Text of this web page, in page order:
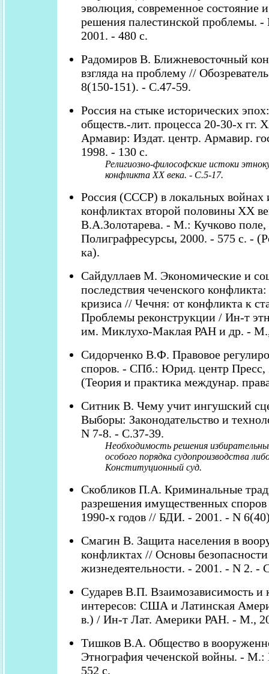
эволюция, современное состояние
решения палестинской
2001. - 480 с.
Радомиров В. Ближневосточный
взгляда на проблему //
8(150-151). - С.47-59.
Россия на стыке исторических
обществ.-лит. процесса 20-30-х гг.
Армавир: Издат. центр. Армавир.
1998. - 130 с.
Религиозно-философские истоки
конфликта ХХ века. - С.5-17.
Россия (СССР) в локальных войнах
конфликтах второй половины XX
В.А.Золотарева. - М.: Кучково поле,
Полиграфресурсы, 2000. - 575 с. -
ка).
Сайдуллаев М. Экономические и
последствия чеченского
кризиса // Чечня: от конфликта к
Проблемы реконструкции / Ин-т
им. Миклухо-Маклая РАН и др. -
Сидорченко В.Ф. Правовое
споров. - СПб.: Юрид. центр Пресс,
(Теория и практика междунар.
Ситник В. Чему учит ингушский
Выборы: Законодательство и
N 7-8. - С.37-39.
Необходимость решения
особого порядка судопроизводства
Конституционный суд.
Скобликов П.А. Криминальные
разрешения имущественных споров
1990-х годов // БДИ. - 2001. - N
Смагин В. Защита населения в
конфликтах // Основы безопасности
жизнедеятельности. - 2001. - N 2. -
Сударев В.П. Взаимозависимость и
интересов: США и Латинская
в.) / Ин-т Лат. Америки РАН. - М.,
Тишков В.А. Общество в
Этнография чеченской войны. - М.:
552 с.